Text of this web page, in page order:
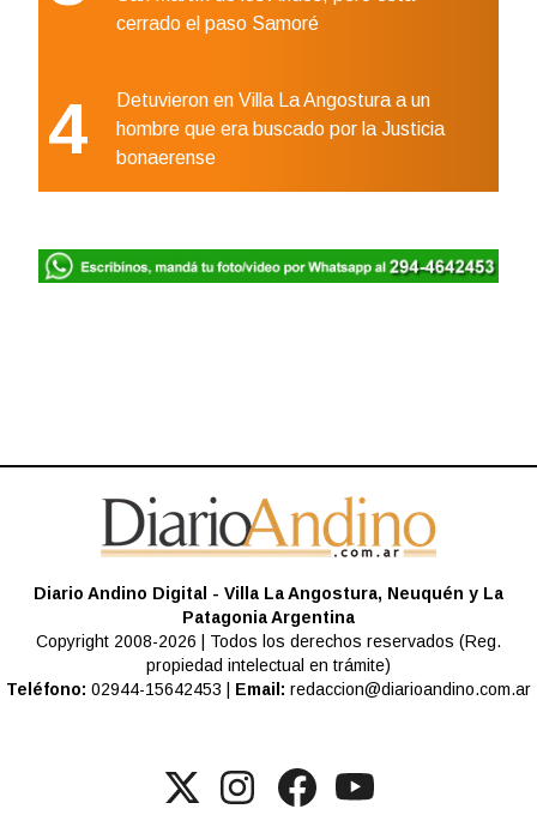
cerrado el paso Samoré
4
Detuvieron en Villa La Angostura a un
hombre que era buscado por la Justicia
bonaerense
Diario Andino Digital - Villa La Angostura, Neuquén y La
Patagonia Argentina
Copyright 2008-2026 | Todos los derechos reservados (Reg.
propiedad intelectual en trámite)
Teléfono: 02944-15642453 | Email: redaccion@diarioandino.com.ar